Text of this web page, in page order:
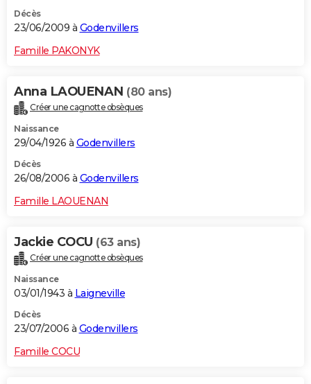
Décès
23/06/2009 à Godenvillers
Famille PAKONYK
Anna LAOUENAN (80 ans)
Créer une cagnotte obsèques
Naissance
29/04/1926 à Godenvillers
Décès
26/08/2006 à Godenvillers
Famille LAOUENAN
Jackie COCU (63 ans)
Créer une cagnotte obsèques
Naissance
03/01/1943 à Laigneville
Décès
23/07/2006 à Godenvillers
Famille COCU